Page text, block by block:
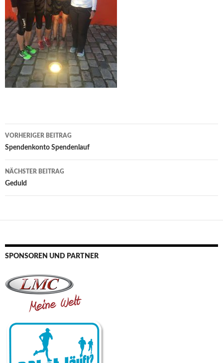
Beitrags-
Navigation
VORHERIGER BEITRAG
Spendenkonto Spendenlauf
NÄCHSTER BEITRAG
Geduld
SPONSOREN UND PARTNER